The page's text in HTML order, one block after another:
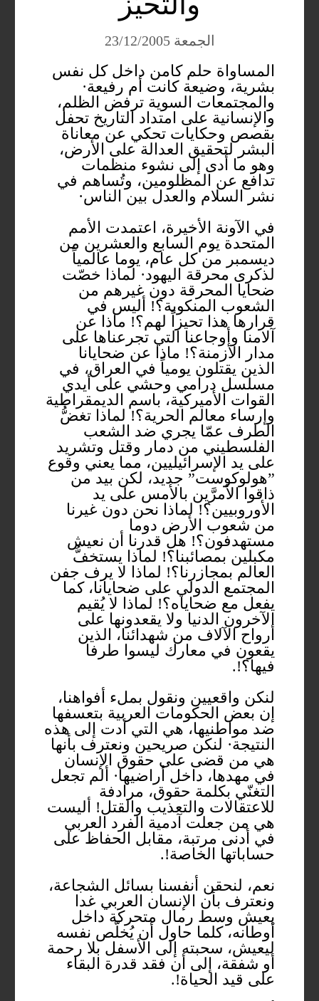
الجمعة 23/12/2005
المساواة حلم كامن داخل كل نفس
بشرية، وضيعة كانت أم رفيعة·
والمجتمعات السوية ترفض الظلم،
والإنسانية على امتداد التاريخ تحفل
بقصص وحكايات تحكي عن معاناة
البشر لتحقيق العدالة على الأرض،
وهو ما أدى إلى نشوء منظمات
تدافع عن المظلومين، وتُساهم في
نشر السلام والعدل بين الناس·
في الآونة الأخيرة، اعتمدت الأمم
المتحدة يوم السابع والعشرين من
ديسمبر من كل عام، يوما عالمياً
لذكرى محرقة اليهود· لماذا خصّت
ضحايا المحرقة دون غيرهم من
الشعوب المنكوبة؟! أليس في
قرارها هذا تحيزاً لهم؟! ماذا عن
آلامنا وأوجاعنا التي تجرعناها على
مدار الأزمنة؟! ماذا عن ضحايانا
الذين يقتلون يومياً في العراق، في
مسلسل درامي وحشي على أيدي
القوات الأميركية، باسم الديمقراطية
وإرساء معالم الحرية؟! لماذا تغضُّ
الطرف عمّا يجري ضد الشعب
الفلسطيني من دمار وقتل وتشريد
على يد الإسرائيليين، مما يعني وقوع
”هولوكوست” جديد، لكن بيد من
ذاقوا الأمرَّين بالأمس على يد
الأوروبيين؟! لماذا نحن دون غيرنا
من شعوب الأرض دوما
مستهدفون؟! هل قدرنا أن نعيش
مكبلين بمصائبنا؟! لماذا يستخفُّ
العالم بمجازرنا؟! لماذا لا يرف جفن
المجتمع الدولي على ضحايانا، كما
يفعل مع ضحاياه؟! لماذا لا يُقيم
الآخرون الدنيا ولا يقعدونها على
أرواح الآلاف من شهدائنا، الذين
يقعون في معارك ليسوا طرفا
فيها؟!.
لنكن واقعيين ونقول بملء أفواهنا،
إن بعض الحكومات العربية بتعسفها
ضد مواطنيها، هي التي أدت إلى هذه
النتيجة· لنكن صريحين ونعترف بأنها
هي من قضى على حقوق الإنسان
في مهدها، داخل أراضيها· ألم تجعل
التغنّي بكلمة حقوق، مرادفة
للاعتقالات والتعذيب والقتل! أليست
هي من جعلت آدمية الفرد العربي
في أدنى مرتبة، مقابل الحفاظ على
حساباتها الخاصة!.
نعم، لنحقن أنفسنا بسائل الشجاعة،
ونعترف بأن الإنسان العربي غدا
يعيش وسط رمال متحركة داخل
أوطانه، كلما حاول أن يُخلّص نفسه
ليعيش، سحبته إلى الأسفل بلا رحمة
أو شفقة، إلى أن فقد قدرة البقاء
على قيد الحياة!.